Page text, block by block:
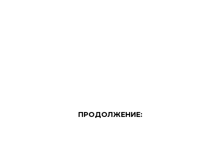
ПРОДОЛЖЕНИЕ: